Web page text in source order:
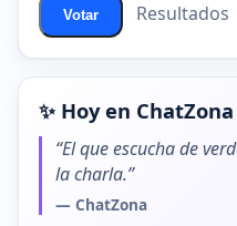
Votar Resultados
✨ Hoy en ChatZona
“El que escucha de
la charla.”
— ChatZona